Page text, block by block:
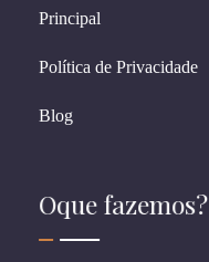
Principal
Política de Privacidade
Blog
Oque fazemos?